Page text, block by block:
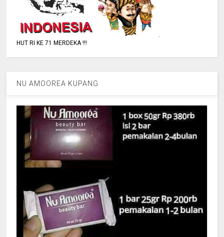
HUT RI KE 71 MERDEKA !!!
NU AMOOREA KUPANG